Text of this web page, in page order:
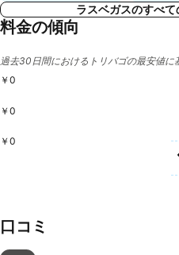
ラスベガスのすべ
料金の傾向
過去30日間におけるトリバゴの最安値に
￥0
￥0
￥0
口コミ